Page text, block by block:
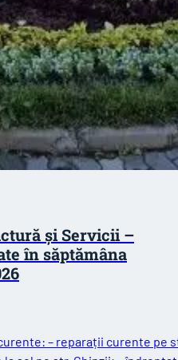
și Servicii –
în săptămâna
– reparații curente pe